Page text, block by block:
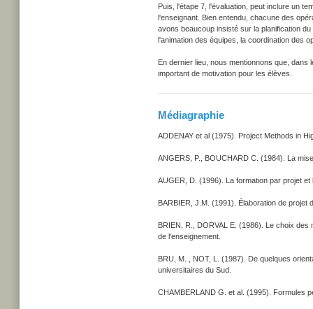
Puis, l'étape 7, l'évaluation, peut inclure un
l'enseignant. Bien entendu, chacune des
avons beaucoup insisté sur la planification
l'animation des équipes, la coordination des
En dernier lieu, nous mentionnons que,
important de motivation pour les élèves.
Médiagraphie
ADDENAY et al (1975). Project Methods in
ANGERS, P., BOUCHARD C. (1984). La
AUGER, D. (1996). La formation par projet
BARBIER, J.M. (1991). Élaboration de
BRIEN, R., DORVAL E. (1986). Le choix
de l'enseignement.
BRU, M. , NOT, L. (1987). De quelques
universitaires du Sud.
CHAMBERLAND G. et al. (1995). Formules